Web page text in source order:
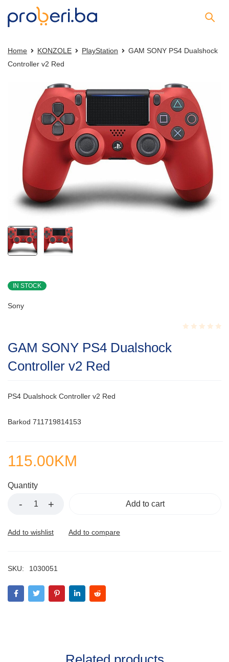
Home KONZOLE PlayStation
GAM SONY PS4 Dualshock
Controller v2 Red
IN STOCK
Sony
GAM SONY PS4 Dualshock
Controller v2 Red
PS4 Dualshock Controller v2 Red
Barkod 711719814153
115.00KM
Quantity
Add to cart
SKU: 1030051